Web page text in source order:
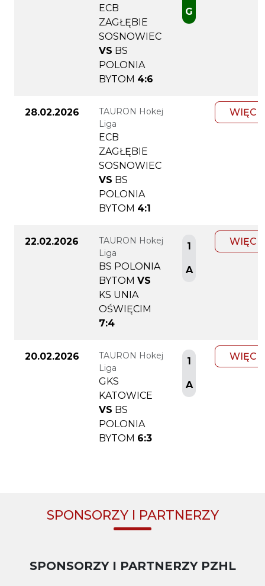
ECB
ZAGŁĘBIE
SOSNOWIEC
VS BS
POLONIA
BYTOM 4:6
G
28.02.2026
TAURON Hokej
Liga
ECB
ZAGŁĘBIE
SOSNOWIEC
VS BS
POLONIA
BYTOM 4:1
22.02.2026
TAURON Hokej
Liga
BS POLONIA
BYTOM VS
KS UNIA
OŚWIĘCIM
7:4
1
A
20.02.2026
TAURON Hokej
Liga
GKS
KATOWICE
VS BS
POLONIA
BYTOM 6:3
1
A
SPONSORZY I PARTNERZY
SPONSORZY I PARTNERZY PZHL